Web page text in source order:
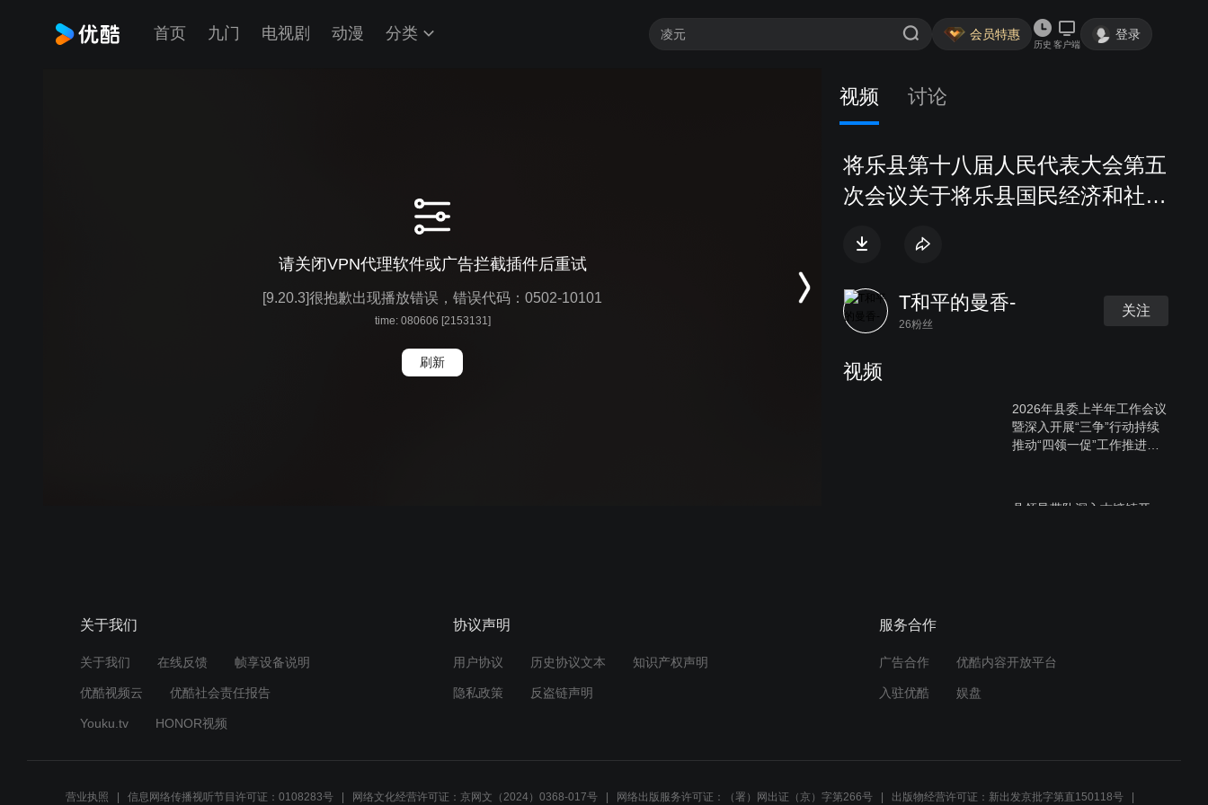
首页 九门 电视剧 动漫 分类 会员特惠
历史 客户端
登录
请关闭VPN代理软件或广告拦截插件后重试
[9.20.3]很抱歉出现播放错误，错误代码：0502-10101
time: 080606 [2153131]
刷新
视频 讨论
将乐县第十八届人民代表大会第五
次会议关于将乐县国民经济和社会
议.mpg
T和平的曼香-
26粉丝
关注
视频
2026年县委上半年工作会议
暨深入开展“三争”行动持续
推动“四领一促”工作推进会
县领导带队深入古镛镇开
关于我们
关于我们 在线反馈 帧享设备说明
优酷视频云 优酷社会责任报告
Youku.tv HONOR视频
协议声明
用户协议 历史协议文本 知识产权声明
隐私政策 反盗链声明
服务合作
广告合作 优酷内容开放平台
入驻优酷 娱盘
营业执照 信息网络传播视听节目许可证：0108283号 网络文化经营许可证：京网文（2024）0368-017号 网络出版服务许可证：（署）网出证（京）字第266号 出版物经营许可证：新出发京批字第直150118号